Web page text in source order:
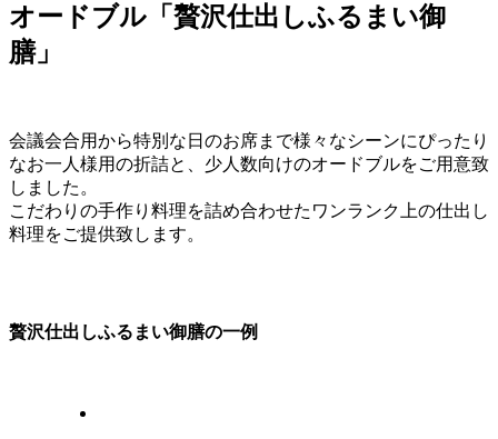
オードブル「贅沢仕出しふるまい御
膳」
会議会合用から特別な日のお席まで様々なシーンにぴったり
なお一人様用の折詰と、少人数向けのオードブルをご用意致
しました。
こだわりの手作り料理を詰め合わせたワンランク上の仕出し
料理をご提供致します。
贅沢仕出しふるまい御膳の一例